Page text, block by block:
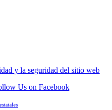
y la seguridad del sitio web
Us on Facebook